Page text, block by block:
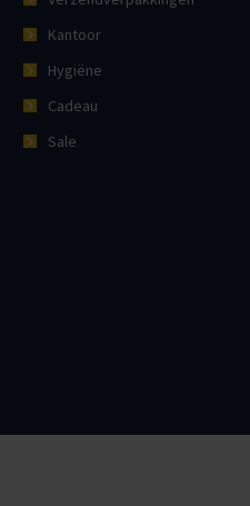
Kantoor
Hygiëne
Cadeau
Sale